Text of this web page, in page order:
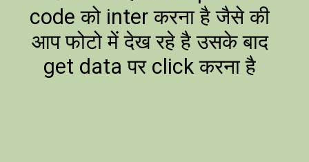
code को inter करना है जैसे की
आप फोटो में देख रहे है उसके बाद
get data पर click करना है